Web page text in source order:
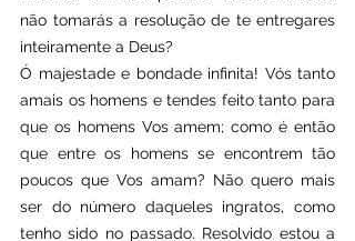
não tomarás a resolução de te entregares
inteiramente a Deus?
Ó majestade e bondade infinita! Vós tanto
amais os homens e tendes feito tanto para
que os homens Vos amem; como é então
que entre os homens se encontrem tão
poucos que Vos amam? Não quero mais
ser do número daqueles ingratos, como
tenho sido no passado. Resolvido estou a